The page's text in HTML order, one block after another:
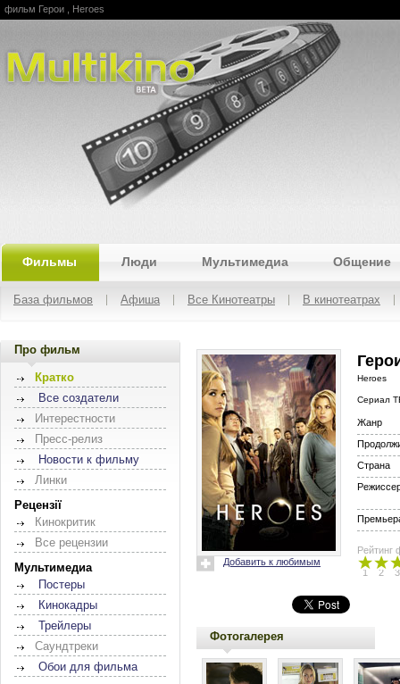
Multikino
фильм Герои , Heroes
Фильмы Люди Мультимедиа Общение
База фильмов Афиша Все Кинотеатры В кинотеатрах
Про фильм
Кратко
Все создатели
Интерестности
Пресс-релиз
Новости к фильму
Линки
Рецензії
Кинокритик
Все рецензии
Мультимедиа
Постеры
Кинокадры
Трейлеры
Саундтреки
Обои для фильма
Добавить к любимым
Heroes
Сериал
Жанр
Страна
Рейтинг
1 2 3
Фотогалерея